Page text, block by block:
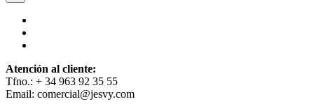
Atención al cliente:
Tfno.: + 34 963 92 35 55
Email: comercial@jesvy.com